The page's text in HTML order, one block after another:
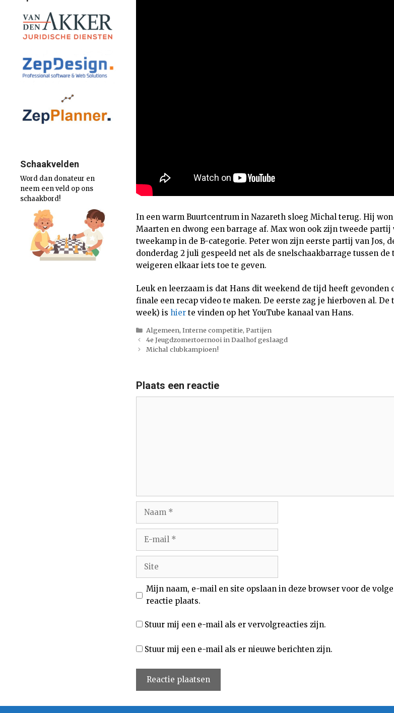
In een warm Buurtcentrum in Nazareth sloeg Michal terug. Hij
Maarten en dwong een barrage af. Max won ook zijn tweede partij
tweekamp in de B-categorie. Peter won zijn eerste partij van Jos,
donderdag 2 juli gespeeld net als de snelschaakbarrage tussen
weigeren elkaar iets toe te geven.
Leuk en leerzaam is dat Hans dit weekend de tijd heeft gevonden
finale een recap video te maken. De eerste zag je hierboven al.
week) is hierte vinden op het YouTube kanaal van Hans.
Categorieën
Algemeen,Interne competitie,Partijen
4e Jeugdzomertoernooi in Daalhof geslaagd
Michal clubkampioen!
Plaats een reactie
Naam
Site
Mijn naam, e-mail en site opslaan in deze browser voor de
reactie plaats.
Stuur mij een e-mail als er vervolgreacties zijn.
Stuur mij een e-mail als er nieuwe berichten zijn.
Schaakvelden
Word dan donateur en
neem een veld op ons
schaakbord!